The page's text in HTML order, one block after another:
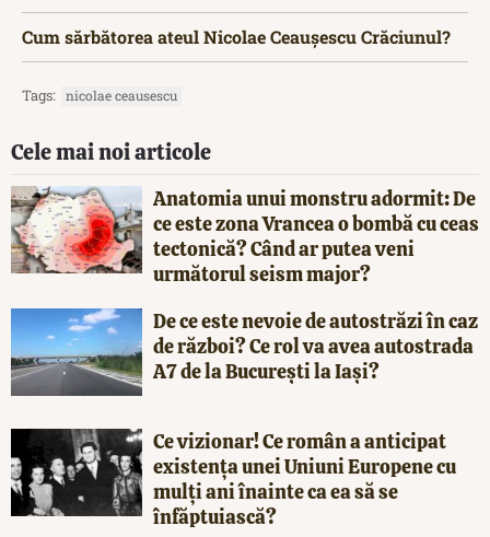
Cum sărbătorea ateul Nicolae Ceaușescu Crăciunul?
Tags: nicolae ceausescu
Cele mai noi articole
Anatomia unui monstru adormit: De
ce este zona Vrancea o bombă cu ceas
tectonică? Când ar putea veni
următorul seism major?
De ce este nevoie de autostrăzi în caz
de război? Ce rol va avea autostrada
A7 de la București la Iași?
Ce vizionar! Ce român a anticipat
existența unei Uniuni Europene cu
mulți ani înainte ca ea să se
înfăptuiască?